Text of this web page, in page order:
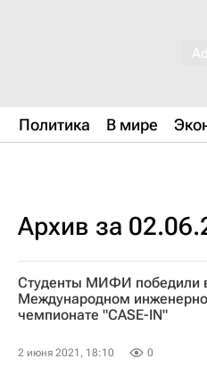
Политика В мире
Архив за
Студенты МИФИ победили
Международном
чемпионате "CASE-IN"
2 июня 2021, 18:10 0